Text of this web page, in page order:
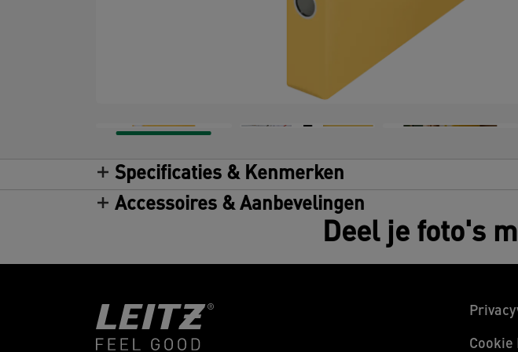
Specificaties & Kenmerken
Accessoires & Aanbevelingen
Deel je foto's
Cookie